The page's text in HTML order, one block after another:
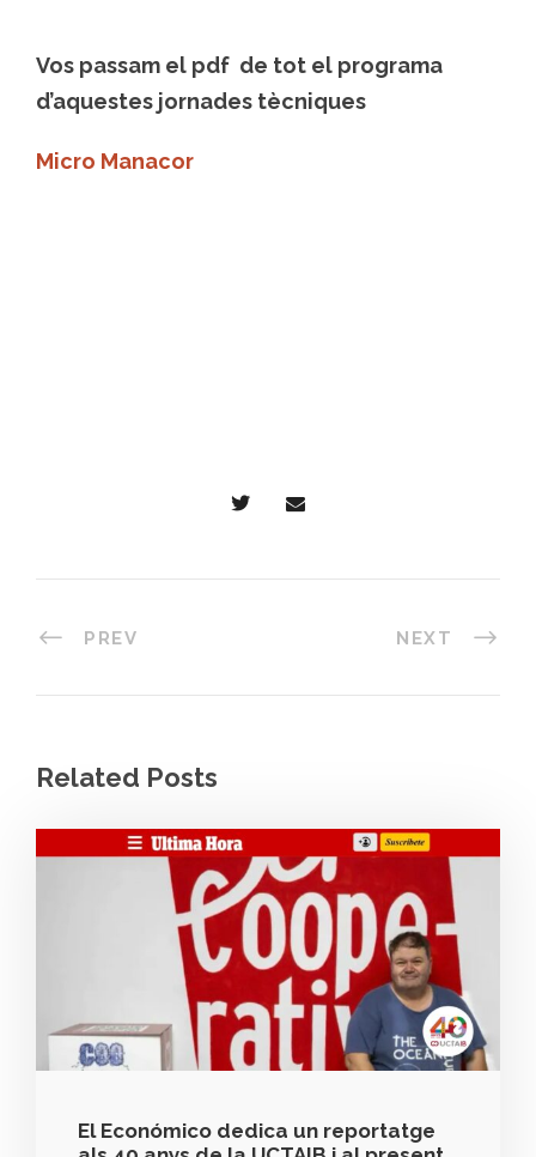
Vos passam el pdf de tot el programa
d’aquestes jornades tècniques
Micro Manacor
PREV NEXT
Related Posts
El Económico dedica un reportatge